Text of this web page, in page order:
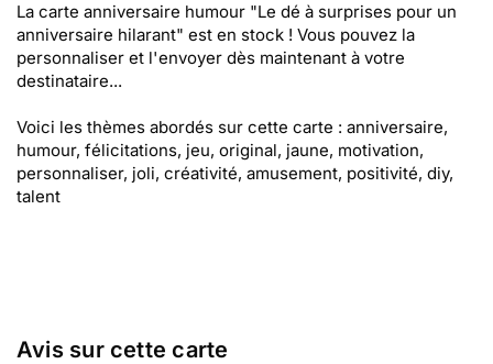
La carte anniversaire humour "Le dé à surprises pour un
anniversaire hilarant" est en stock ! Vous pouvez la
personnaliser et l'envoyer dès maintenant à votre
destinataire...
Voici les thèmes abordés sur cette carte : anniversaire,
humour, félicitations, jeu, original, jaune, motivation,
personnaliser, joli, créativité, amusement, positivité, diy,
talent
Avis sur cette carte